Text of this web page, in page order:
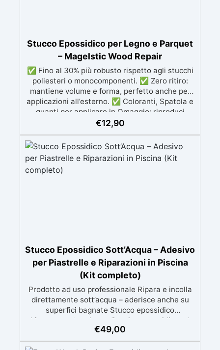
Stucco Epossidico per Legno e Parquet
– Magelstic Wood Repair
✅ Fino al 30% più robusto rispetto agli stucchi
poliesteri o monocomponenti. ✅ Zero ritiro:
mantiene volume e forma, perfetto anche per
applicazioni all’esterno. ✅ Coloranti, Spatola e
guanti per applicare in Omaggio: riproduci
qualsiasi tonalità del legno, con il kit di
vernici e finiture: non lascia aloni né difetti
visivi. ✅ Facile da carteggiare e rifinire:
risultati professionali in pochi passaggi.
€12,90
Stucco Epossidico Sott’Acqua – Adesivo
per Piastrelle e Riparazioni in Piscina
(Kit completo)
Prodotto ad uso professionale Ripara e incolla
direttamente sott’acqua – aderisce anche su
superfici bagnate Stucco epossidico
bicomponente a base di resina epossidica ad
alta adesione, progettato per riparazioni e
incollaggi resistenti anche in immersione totale.
€49,00